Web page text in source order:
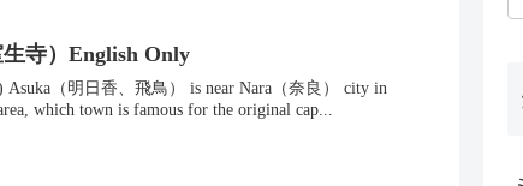
寺）English Only
which town is famous for the original cap...